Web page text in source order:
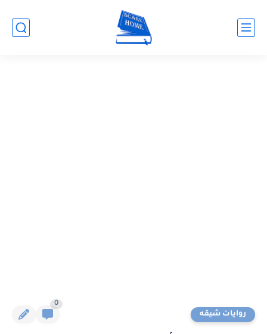
روايات شيقه
0